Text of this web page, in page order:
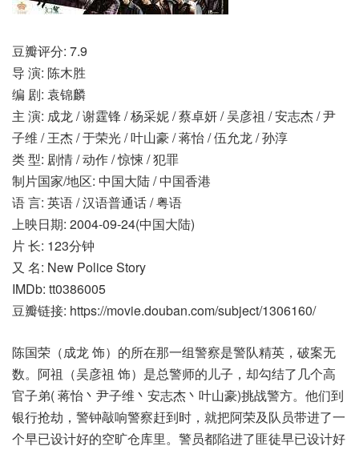
豆瓣评分: 7.9
导 演: 陈木胜
编 剧: 袁锦麟
主 演: 成龙 / 谢霆锋 / 杨采妮 / 蔡卓妍 / 吴彦祖 / 安志杰 / 尹
子维 / 王杰 / 于荣光 / 叶山豪 / 蒋怡 / 伍允龙 / 孙淳
类 型: 剧情 / 动作 / 惊悚 / 犯罪
制片国家/地区: 中国大陆 / 中国香港
语 言: 英语 / 汉语普通话 / 粤语
上映日期: 2004-09-24(中国大陆)
片 长: 123分钟
又 名: New Police Story
IMDb: tt0386005
豆瓣链接: https://movie.douban.com/subject/1306160/
陈国荣（成龙 饰）的所在那一组警察是警队精英，破案无
数。阿祖（吴彦祖 饰）是总警师的儿子，却勾结了几个高
官子弟( 蒋怡丶尹子维丶安志杰丶叶山豪)挑战警方。他们到
银行抢劫，警钟敲响警察赶到时，就把阿荣及队员带进了一
个早已设计好的空旷仓库里。警员都陷进了匪徒早已设计好